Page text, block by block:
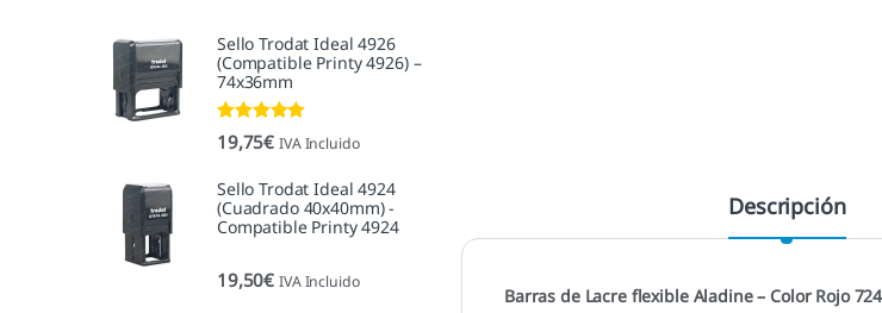
Descripción
Barras de Lacre flexible Aladine – Color Rojo
Sello Trodat Ideal 4926
(Compatible Printy 4926) –
74x36mm
Valorado con
5.00de 5
19,75€ IVA Incluido
Sello Trodat Ideal 4924
(Cuadrado 40x40mm) -
Compatible Printy 4924
19,50€ IVA Incluido